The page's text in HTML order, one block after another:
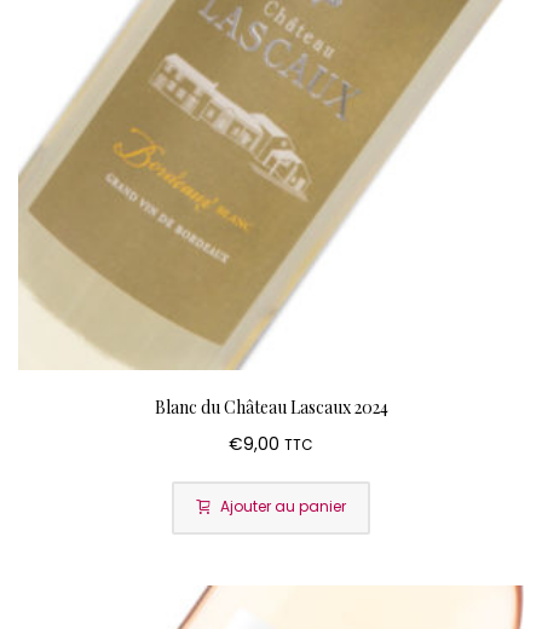
Blanc du Château Lascaux 2024
€9,00 TTC
Ajouter au panier